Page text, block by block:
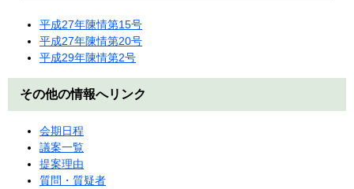
平成27年陳情第15号
平成27年陳情第20号
平成29年陳情第2号
その他の情報へリンク
会期日程
議案一覧
提案理由
質問・質疑者